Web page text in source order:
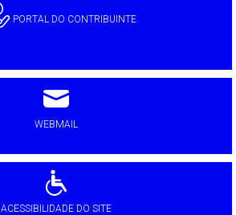
PORTAL DO CONTRIBUINTE
WEBMAIL
ACESSIBILIDADE DO SITE